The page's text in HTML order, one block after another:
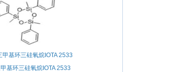
甲基环三硅氧烷IOTA 2533
基环三硅氧烷IOTA 2533